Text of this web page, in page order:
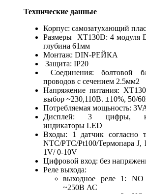
Технические данные
Корпус: самозатухающий
Размеры XT130D: 4 модуля
глубина 61мм
Монтаж: DIN-РЕЙКА
Защита: IP20
Соединения: болтовой
проводов с сечением 2.5мм2
Напряжение питания:
выбор ~230,110B. ±10%, 50/
Потребляемая мощьность:
Дисплей: 3 цифры,
индикаторы LED
Входы: 1 датчик согласно
NTC/PTC/Pt100/Термопара
1V/ 0-10V
Цифровой вход: без
Реле выхода:
выходное реле 1:
~250B АС